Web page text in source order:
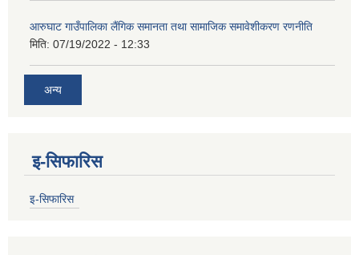
आरुघाट गाउँपालिका लैंगिक समानता तथा सामाजिक समावेशीकरण रणनीति
मिति: 07/19/2022 - 12:33
अन्य
इ-सिफारिस
इ-सिफारिस